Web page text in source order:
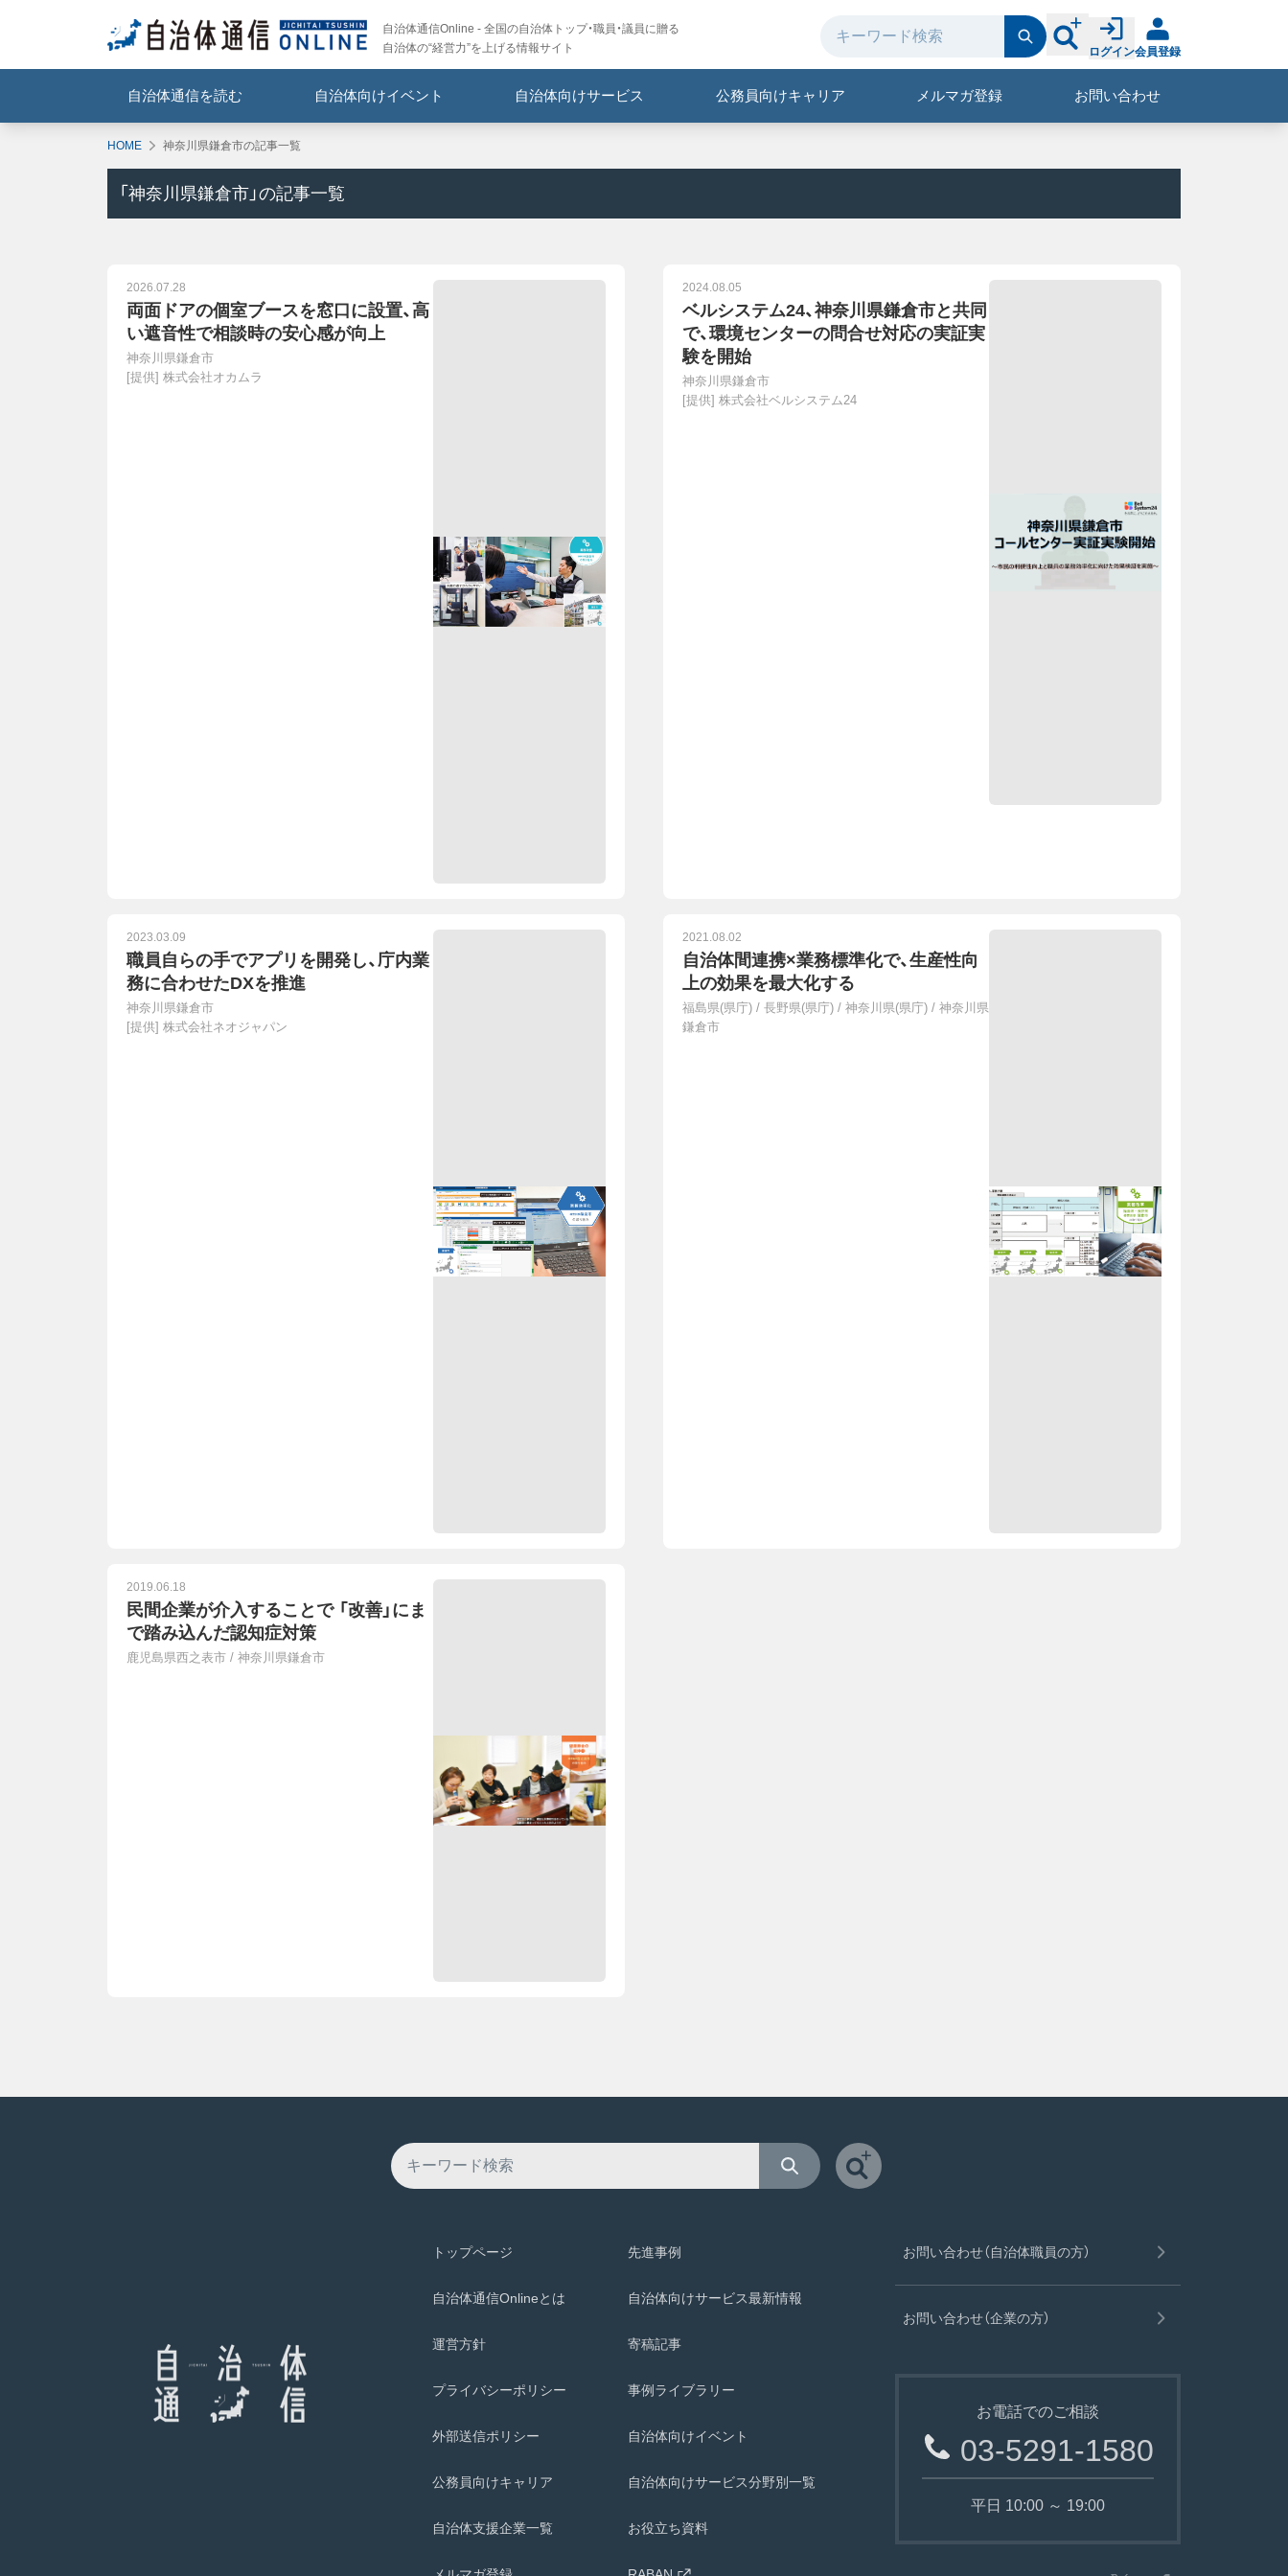
自治体通信Online - 全国の自治体トップ・職員・議員に贈る
自治体の“経営力”を上げる情報サイト
ログイン会員登録
自治体通信を読む 自治体向けイベント 自治体向けサービス 公務員向けキャリア メルマガ登録 お問い合わせ
HOME 神奈川県鎌倉市の記事一覧
「 神奈川県鎌倉市 」の記事一覧
2026.07.28
両面ドアの個室ブースを窓口に設置、高
い遮音性で相談時の安心感が向上
神奈川県鎌倉市
[提供] 株式会社オカムラ
2024.08.05
ベルシステム24、神奈川県鎌倉市と共同
で、環境センターの問合せ対応の実証実
験を開始
神奈川県鎌倉市
[提供] 株式会社ベルシステム24
2023.03.09
職員自らの手でアプリを開発し、庁内業
務に合わせたDXを推進
神奈川県鎌倉市
[提供] 株式会社ネオジャパン
2021.08.02
自治体間連携×業務標準化で、生産性向
上の効果を最大化する
福島県(県庁) / 長野県(県庁) / 神奈川県(県庁) / 神奈川県
鎌倉市
2019.06.18
民間企業が介入することで 「改善」にま
で踏み込んだ認知症対策
鹿児島県西之表市 / 神奈川県鎌倉市
トップページ
自治体通信Onlineとは
運営方針
プライバシーポリシー
外部送信ポリシー
公務員向けキャリア
自治体支援企業一覧
先進事例
自治体向けサービス最新情報
寄稿記事
事例ライブラリー
自治体向けイベント
自治体向けサービス分野別一覧
お役立ち資料
お問い合わせ（自治体職員の方）
お問い合わせ（企業の方）
お電話でのご相談
03-5291-1580
平日 10:00 ～ 19:00